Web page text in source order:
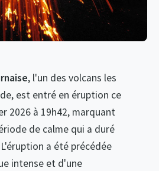
, l'un des volcans les
est entré en éruption ce
2026 à 19h42, marquant
de calme qui a duré
a été précédée
intense et d'une